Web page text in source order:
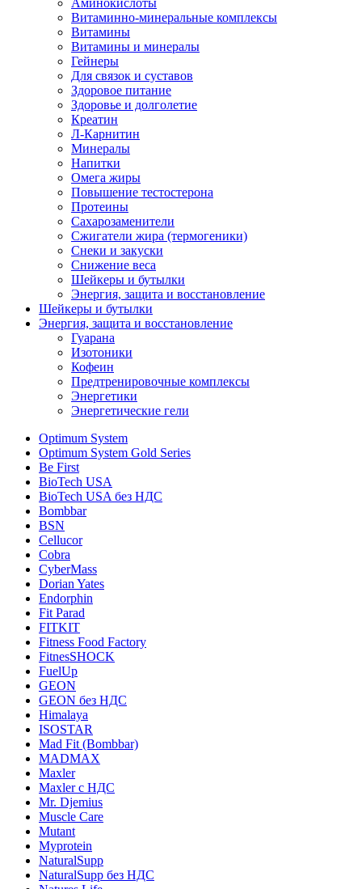
Витаминно-минеральные комплексы
Витамины
Витамины и минералы
Гейнеры
Для связок и суставов
Здоровое питание
Здоровье и долголетие
Креатин
Л-Карнитин
Минералы
Напитки
Омега жиры
Повышение тестостерона
Протеины
Сахарозаменители
Сжигатели жира (термогеники)
Снеки и закуски
Снижение веса
Шейкеры и бутылки
Энергия, защита и восстановление
Шейкеры и бутылки
Энергия, защита и восстановление
Гуарана
Изотоники
Кофеин
Предтренировочные комплексы
Энергетики
Энергетические гели
Optimum System
Optimum System Gold Series
Be First
BioTech USA
BioTech USA без НДС
Bombbar
BSN
Cellucor
Cobra
CyberMass
Dorian Yates
Endorphin
Fit Parad
FITKIT
Fitness Food Factory
FitnesSHOCK
FuelUp
GEON
GEON без НДС
Himalaya
ISOSTAR
Mad Fit (Bombbar)
MADMAX
Maxler
Maxler с НДС
Mr. Djemius
Muscle Care
Mutant
Myprotein
NaturalSupp
NaturalSupp без НДС